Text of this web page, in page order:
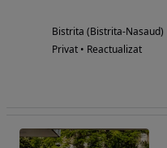
Bistrita (Bistrita-Nasaud)
Privat • Reactualizat